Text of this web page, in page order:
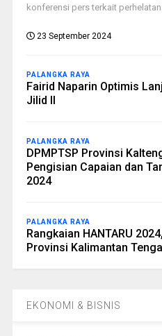
konferensi pers terkait perhelatan
23 September 2024
PALANGKA RAYA
Fairid Naparin Optimis
Jilid II
PALANGKA RAYA
DPMPTSP Provinsi
Pengisian Capaian dan
2024
PALANGKA RAYA
Rangkaian HANTARU
Provinsi Kalimantan
EKONOMI & BISNIS